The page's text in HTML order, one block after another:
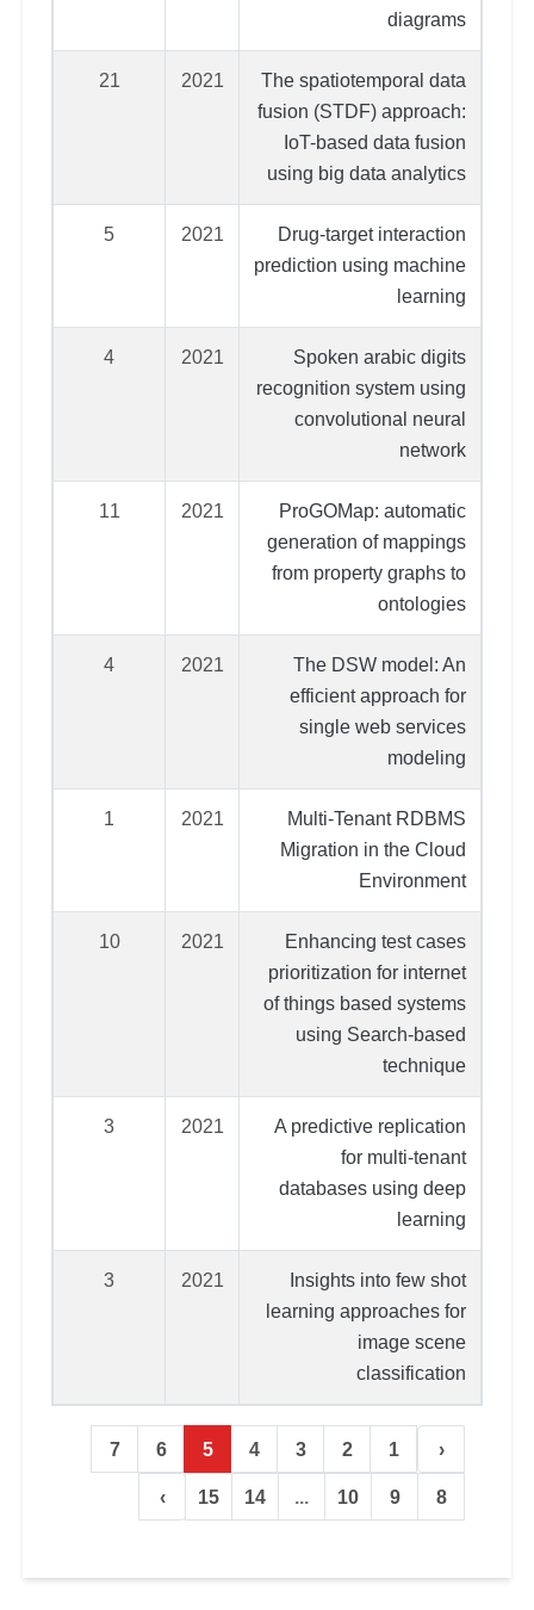
diagrams
The spatiotemporal data
fusion (STDF) approach:
IoT-based data fusion
using big data analytics
2021
21
Drug-target interaction
prediction using machine
learning
2021
5
Spoken arabic digits
recognition system using
convolutional neural
network
2021
4
ProGOMap: automatic
generation of mappings
from property graphs to
ontologies
2021
11
The DSW model: An
efficient approach for
single web services
modeling
2021
4
Multi-Tenant RDBMS
Migration in the Cloud
Environment
2021
1
Enhancing test cases
prioritization for internet
of things based systems
using Search-based
technique
2021
10
A predictive replication
for multi‐tenant
databases using deep
learning
2021
3
Insights into few shot
learning approaches for
image scene
classification
2021
3
‹
1
2
3
4
5
6
7
8
9
10
...
14
15
›